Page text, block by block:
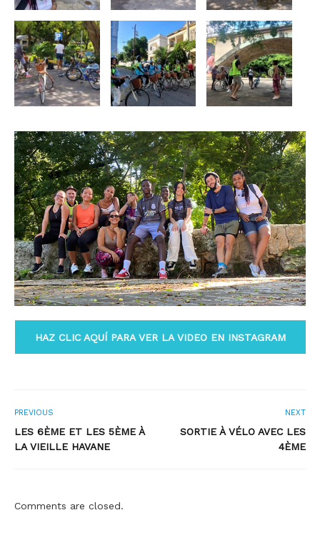
HAZ CLIC AQUÍ PARA VER LA VIDEO EN INSTAGRAM
PREVIOUS
LES 6ÈME ET LES 5ÈME À
LA VIEILLE HAVANE
NEXT
SORTIE À VÉLO AVEC LES
4ÈME
Comments are closed.